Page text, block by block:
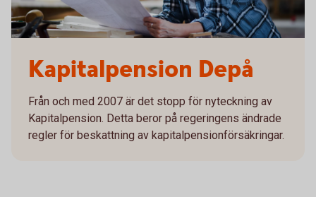
Kapitalpension Depå
Från och med 2007 är det stopp för nyteckning av
Kapitalpension. Detta beror på regeringens ändrade
regler för beskattning av kapitalpensionförsäkringar.